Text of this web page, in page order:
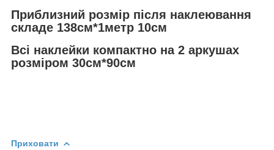
Приблизний розмір після наклеювання
складе 138см*1метр 10см
Всі наклейки компактно на 2 аркушах
розміром 30см*90см
Приховати